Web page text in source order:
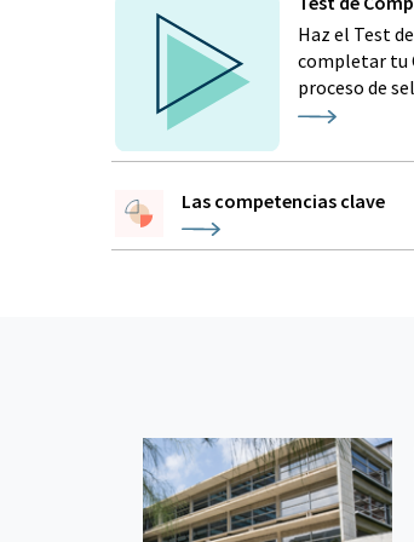
Haz el Test
completar tu
proceso de
Las competencias clave